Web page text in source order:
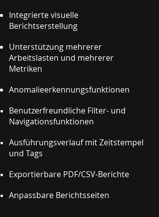
Integrierte visuelle
Berichtserstellung
Unterstützung mehrerer
Arbeitslasten und mehrerer
Metriken
Anomalieerkennungsfunktionen
Benutzerfreundliche Filter- und
Navigationsfunktionen
Ausführungsverlauf mit Zeitstempel
und Tags
Exportierbare PDF/CSV-Berichte
Anpassbare Berichtsseiten